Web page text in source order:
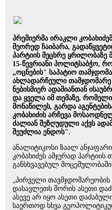
პრემიერმა ირაკლი
მეორედ ჩაიბარა,
პარტიის მეცხრე ყრილობაზე
15-წევრიანი პოლიტსაბჭო,
„ოცნების" საპატიო
ახლადარჩეული თამჯდომარე
ნებისმიერ ადამიანთან
და ყველა იმ თემაზე,
მონაწილეს, გარდა
კობახიძის არჩევა
ძალიან შეზღუდული აქვს
შეუძლია ენდოს".
ანალიტიკოსი ზაალ
კობახიძეს ამჯერად პარტიის
განსხვავებულ მოცემულობაში
„პირველი
დასავლეთს შორის ასეთი
ასევე არ იყო ასეთი
საერთოდ სხვა